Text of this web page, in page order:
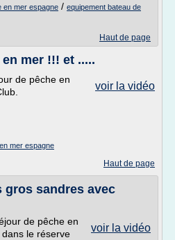
en mer espagne / equipement bateau de
Haut de page
mer !!! et .....
voir la vidéo
de pêche en
mer espagne
Haut de page
gros sandres avec
voir la vidéo
de pêche en
le réserve